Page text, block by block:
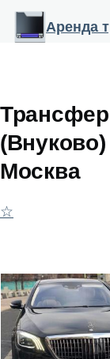
Перейти к
Аренда
Москва
☆